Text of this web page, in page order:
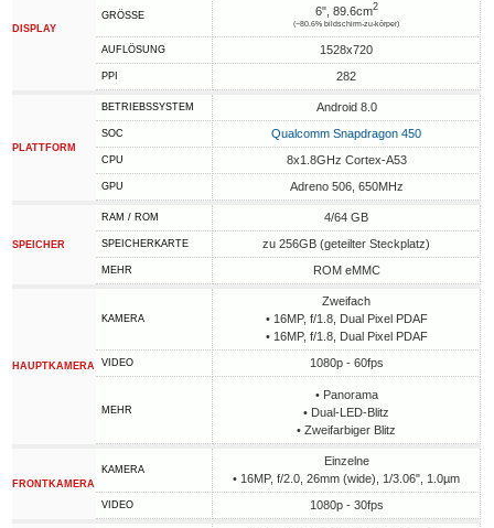
DISPLAY
GRÖSSE 6", 89.6cm2
(~80.6% bildschirm-zu-körper)
AUFLÖSUNG 1528x720
PPI 282
PLATTFORM
BETRIEBSSYSTEM Android 8.0
SOC Qualcomm Snapdragon 450
CPU 8x1.8GHz Cortex-A53
GPU Adreno 506, 650MHz
SPEICHER
RAM / ROM 4/64 GB
SPEICHERKARTE zu 256GB (geteilter Steckplatz)
MEHR ROM eMMC
HAUPTKAMERA
KAMERA
Zweifach
• 16MP, f/1.8, Dual Pixel PDAF
• 16MP, f/1.8, Dual Pixel PDAF
VIDEO 1080p - 60fps
MEHR
• Panorama
• Dual-LED-Blitz
• Zweifarbiger Blitz
FRONTKAMERA
KAMERA
Einzelne
• 16MP, f/2.0, 26mm (wide), 1/3.06", 1.0µm
VIDEO 1080p - 30fps